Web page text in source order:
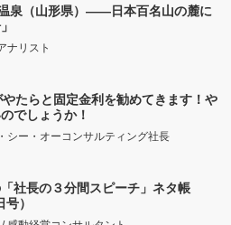
泉（山形県）――日本百名山の麓に
ナリスト
たらと固定金利を勧めてきます！や
でしょうか！
シー・オーコンサルティング社長
社長の３分間スピーチ」ネタ帳
）